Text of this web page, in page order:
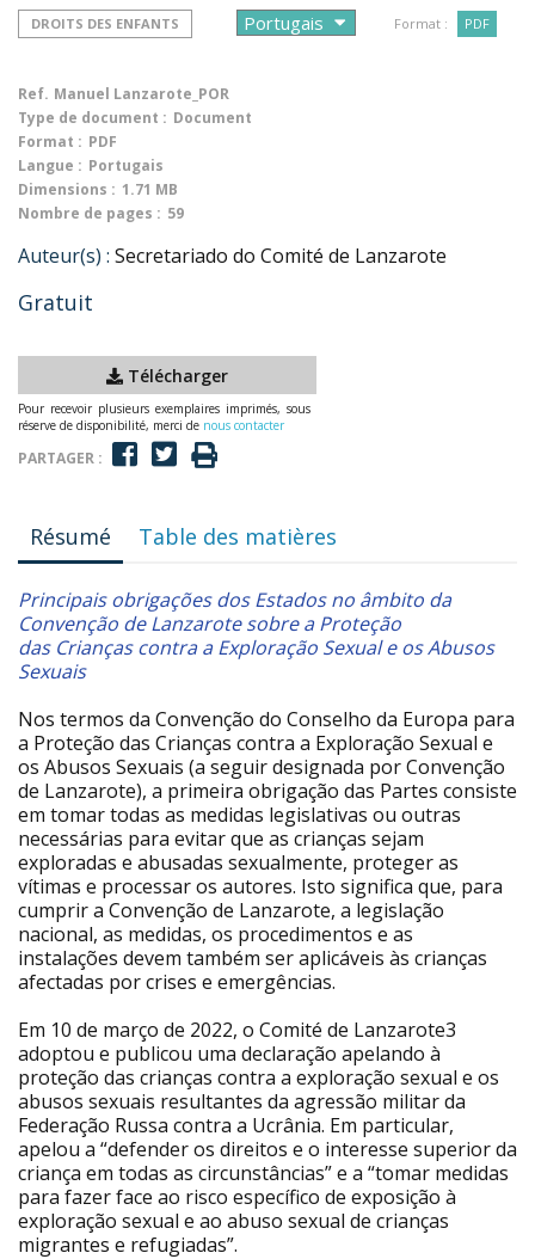
DROITS DES ENFANTS Format : PDF
Ref. Manuel Lanzarote_POR
Type de document : Document
Format : PDF
Langue : Portugais
Dimensions : 1.71 MB
Nombre de pages : 59
Auteur(s) : Secretariado do Comité de Lanzarote
Gratuit
Télécharger
Pour recevoir plusieurs exemplaires imprimés, sous
réserve de disponibilité, merci de nous contacter
PARTAGER :
Résumé Table des matières
Principais obrigações dos Estados no âmbito da
Convenção de Lanzarote sobre a Proteção
das Crianças contra a Exploração Sexual e os Abusos
Sexuais
Nos termos da Convenção do Conselho da Europa para
a Proteção das Crianças contra a Exploração Sexual e
os Abusos Sexuais (a seguir designada por Convenção
de Lanzarote), a primeira obrigação das Partes consiste
em tomar todas as medidas legislativas ou outras
necessárias para evitar que as crianças sejam
exploradas e abusadas sexualmente, proteger as
vítimas e processar os autores. Isto significa que, para
cumprir a Convenção de Lanzarote, a legislação
nacional, as medidas, os procedimentos e as
instalações devem também ser aplicáveis às crianças
afectadas por crises e emergências.
Em 10 de março de 2022, o Comité de Lanzarote3
adoptou e publicou uma declaração apelando à
proteção das crianças contra a exploração sexual e os
abusos sexuais resultantes da agressão militar da
Federação Russa contra a Ucrânia. Em particular,
apelou a “defender os direitos e o interesse superior da
criança em todas as circunstâncias” e a “tomar medidas
para fazer face ao risco específico de exposição à
exploração sexual e ao abuso sexual de crianças
migrantes e refugiadas”.